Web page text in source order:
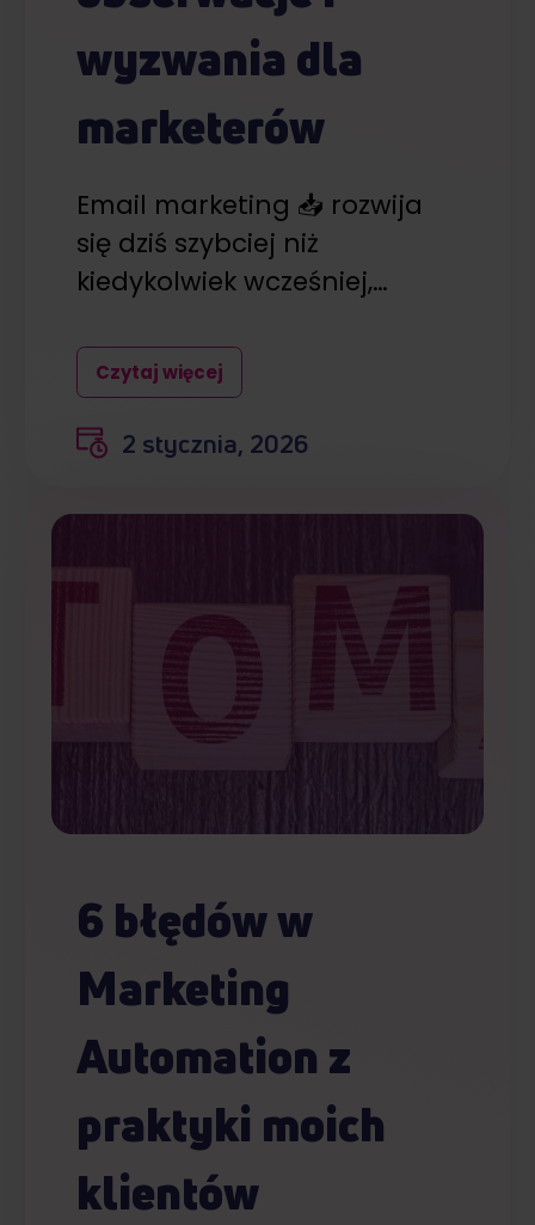
Partnerzy mogą połączyć te informacje z innymi danymi
otrzymanymi od Ciebie lub uzyskanymi podczas
korzystania z ich usług.
wyzwania dla
marketerów
Email marketing 📥 rozwija
się dziś szybciej niż
kiedykolwiek wcześniej,…
Czytaj więcej
2 stycznia, 2026
6 błędów w
Marketing
Automation z
praktyki moich
klientów